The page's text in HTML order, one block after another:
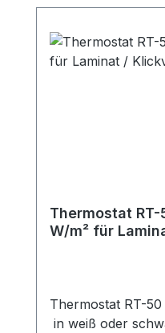
Thermostat
W/m² für
Thermostat RT-50
in weiß oder